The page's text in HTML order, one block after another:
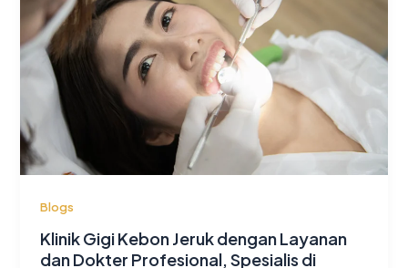
Blogs
Klinik Gigi Kebon Jeruk dengan Layanan
dan Dokter Profesional, Spesialis di